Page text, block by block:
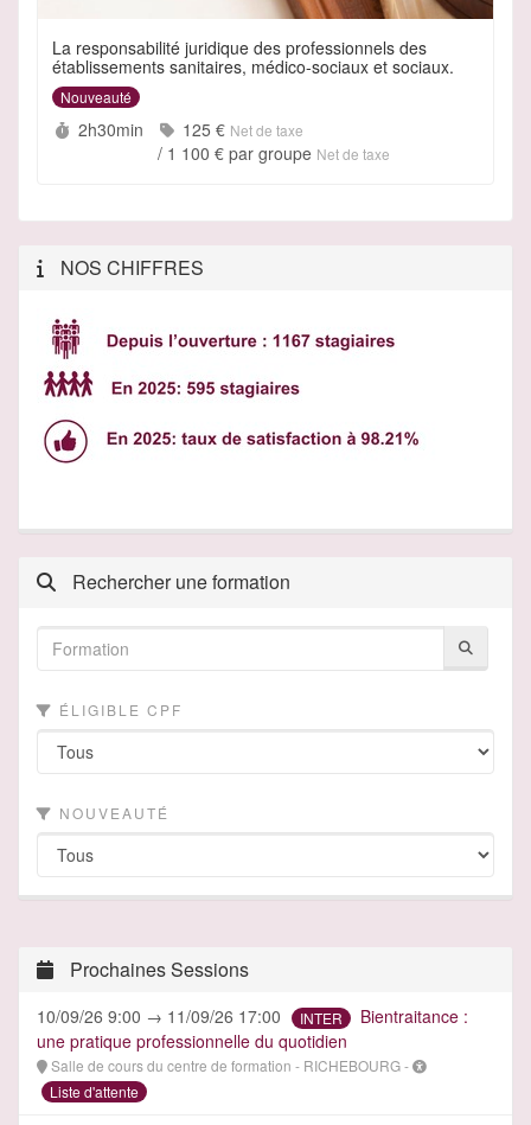
La responsabilité juridique des professionnels des
établissements sanitaires, médico-sociaux et sociaux.
Nouveauté
Durée :
2h30min Prix :
125 € Net de taxe
/ 1 100 € par groupe Net de taxe
NOS CHIFFRES
Rechercher une formation
ÉLIGIBLE CPF
NOUVEAUTÉ
Prochaines Sessions
10/09/26 9:00 → 11/09/26 17:00 INTER
Bientraitance :
une pratique professionnelle du quotidien
Salle de cours du centre de formation - RICHEBOURG -
Liste d'attente